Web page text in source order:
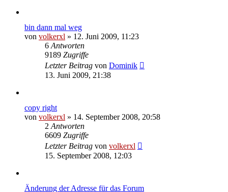
bin dann mal weg
von volkerxl » 12. Juni 2009, 11:23
6 Antworten
9189 Zugriffe
Letzter Beitrag von Dominik
13. Juni 2009, 21:38
copy right
von volkerxl » 14. September 2008, 20:58
2 Antworten
6609 Zugriffe
Letzter Beitrag von volkerxl
15. September 2008, 12:03
Änderung der Adresse für das Forum